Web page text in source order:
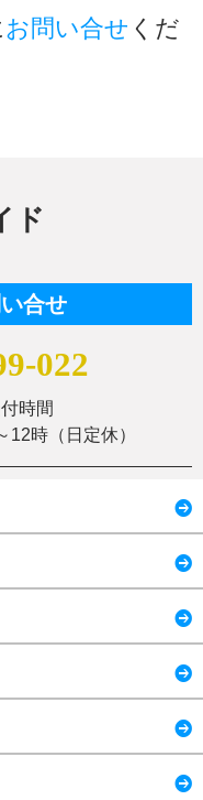
お問い合せ くだ
ド
合せ
022
付時間
時（日定休）